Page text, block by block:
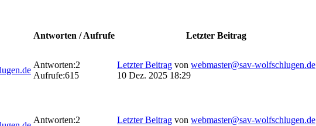
Antworten / Aufrufe
Letzter Beitrag
Antworten:2
Aufrufe:615
Letzter Beitrag von webmaster@sav-wolfschlugen.de
10 Dez. 2025 18:29
Antworten:2
Letzter Beitrag von webmaster@sav-wolfschlugen.de